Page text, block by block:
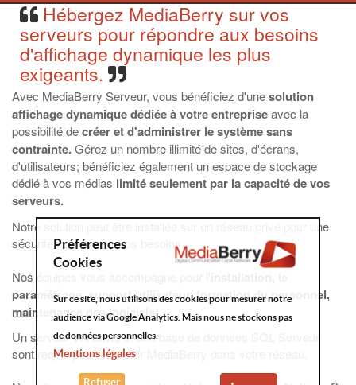
Hébergez MediaBerry sur vos
serveurs pour répondre aux besoins
d'affichage dynamique les plus
exigeants.
Avec MediaBerry Serveur, vous bénéficiez d'unesolution
affichage dynamique dédiée à votre entrepriseavec la
possibilité decréer et d'administrer le système sans
contrainte.Gérez un nombre illimité de sites, d'écrans,
d'utilisateurs; bénéficiez également un espace de stockage
dédié à vos médias limité seulement par la capacité de vos
serveurs.
Notre solution peut être installée sur un réseau privé pour une
sécurité conforme à vos besoins.
Nos équipes vous accompagne pour l'
paramétrage, support utilisateur, formation du personnel,
maintenance des logiciels…
Un serveur Windows et une base de données SQL Serveur
sont requis pour accueillir MediaBerry dans votre réseau.
Préférences
Cookies
Sur ce site, nous utilisons des cookies pour mesurer notre
audience via Google Analytics. Mais nous ne stockons pas
de données personnelles.
Mentions légales
Refuser